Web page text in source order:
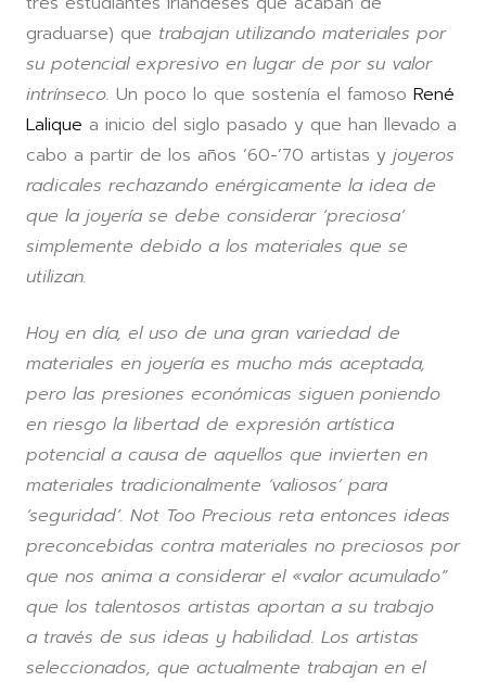
graduarse) que trabajan utilizando materiales por
su potencial expresivo en lugar de por su valor
intrínseco. Un poco lo que sostenía el famoso René
Lalique a inicio del siglo pasado y que han llevado a
cabo a partir de los años ’60-’70 artistas y joyeros
radicales rechazando enérgicamente la idea de
que la joyería se debe considerar ‘preciosa’
simplemente debido a los materiales que se
utilizan.
Hoy en día, el uso de una gran variedad de
materiales en joyería es mucho más aceptada,
pero las presiones económicas siguen poniendo
en riesgo la libertad de expresión artística
potencial a causa de aquellos que invierten en
materiales tradicionalmente ‘valiosos’ para
‘seguridad’. Not Too Precious reta entonces ideas
preconcebidas contra materiales no preciosos por
que nos anima a considerar el «valor acumulado”
que los talentosos artistas aportan a su trabajo
a través de sus ideas y habilidad. Los artistas
seleccionados, que actualmente trabajan en el